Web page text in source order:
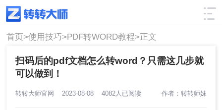
使用技巧 筛选
首页>使用技巧>PDF转WORD教程>正文
扫码后的pdf文档怎么转word？只需这几步就
可以做到！
转转大师官网 2023-08-08 4082人已阅读 作者：转转师妹